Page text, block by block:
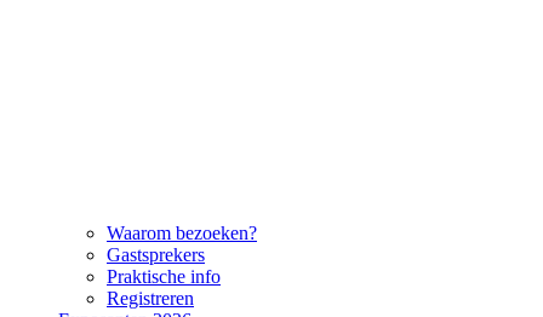
Waarom bezoeken?
Gastsprekers
Praktische info
Registreren